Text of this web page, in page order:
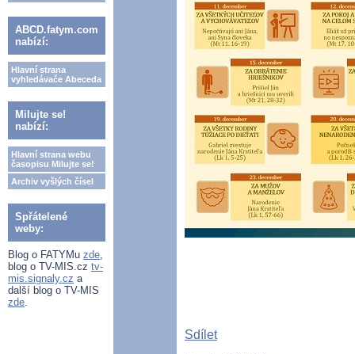
ABCD.fatym.com
nabízí:
Hlavní strana
vyhledávače Abeceda
Milujte se!
nabízí:
Hlavní strana webu
časopisu Milujte se!
Archiv vyšlých čísel
Spřátelené
weby:
Blog o FATYMu zde,
blog o TV-MIS.cz tv-
mis.signaly.cz a
další blog o TV-MIS
zde.
Sdílet